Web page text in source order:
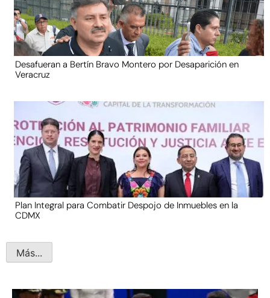
Desafueran a Bertín Bravo Montero por Desaparición en
Veracruz
Plan Integral para Combatir Despojo de Inmuebles en la
CDMX
Más...